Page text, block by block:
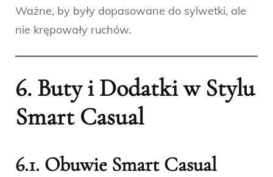
Ważne, by były dopasowane do sylwetki, ale
nie krępowały ruchów.
6. Buty i Dodatki w Stylu
Smart Casual
6.1. Obuwie Smart Casual